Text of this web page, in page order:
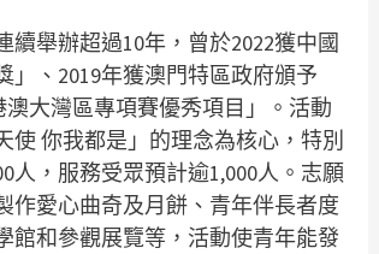
舉辦超過10年，曾於2022獲中國
、2019年獲澳門特區政府頒予
大灣區專項賽優秀項目」。活動
使 你我都是」的理念為核心，特別
人，服務受眾預計逾1,000人。志願
作愛心曲奇及月餅、青年伴長者度
館和參觀展覽等，活動使青年能發